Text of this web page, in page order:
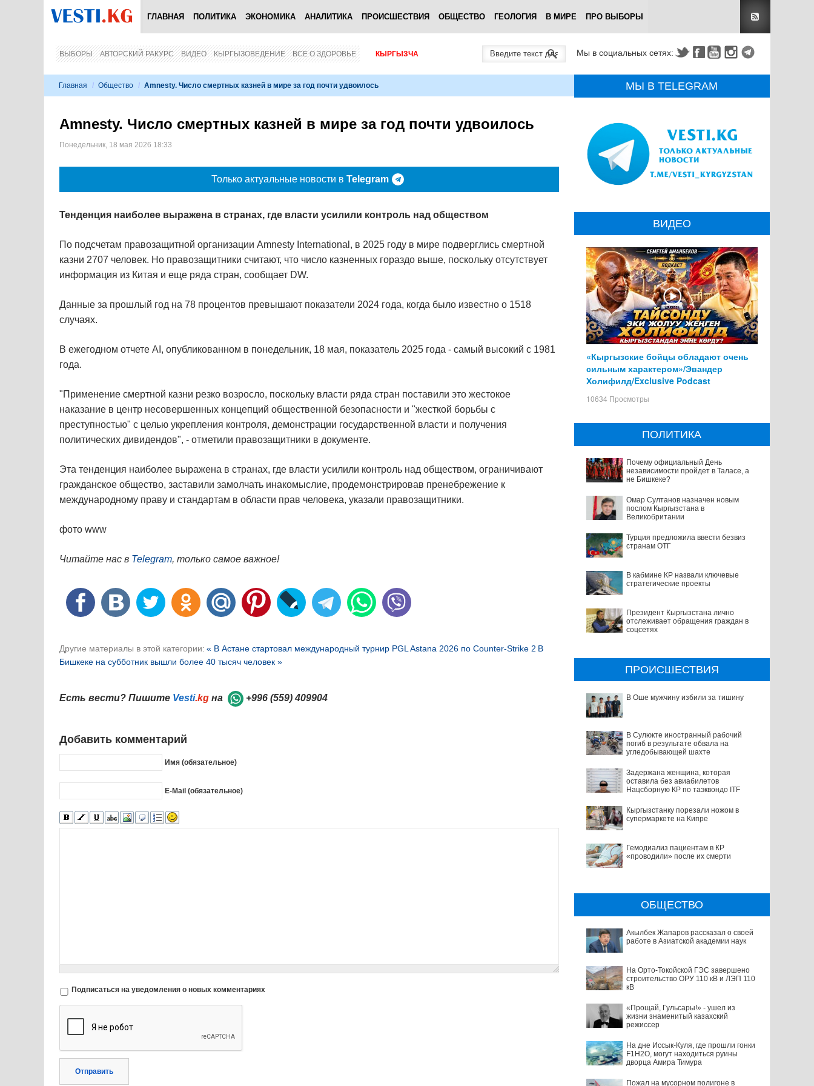
ГЛАВНАЯ ПОЛИТИКА ЭКОНОМИКА АНАЛИТИКА ПРОИСШЕСТВИЯ ОБЩЕСТВО ГЕОЛОГИЯ В МИРЕ ПРО ВЫБОРЫ
ВЫБОРЫ АВТОРСКИЙ РАКУРС ВИДЕО КЫРГЫЗОВЕДЕНИЕ ВСЕ О ЗДОРОВЬЕ КЫРГЫЗЧА Мы в социальных сетях:
Главная / Общество / Amnesty. Число смертных казней в мире за год почти удвоилось
Amnesty. Число смертных казней в мире за год почти удвоилось
Понедельник, 18 мая 2026 18:33
Только актуальные новости в Telegram
Тенденция наиболее выражена в странах, где власти усилили контроль над обществом
По подсчетам правозащитной организации Amnesty International, в 2025 году в мире подверглись смертной
казни 2707 человек. Но правозащитники считают, что число казненных гораздо выше, поскольку отсутствует
информация из Китая и еще ряда стран, сообщает DW.
Данные за прошлый год на 78 процентов превышают показатели 2024 года, когда было известно о 1518
случаях.
В ежегодном отчете AI, опубликованном в понедельник, 18 мая, показатель 2025 года - самый высокий с 1981
года.
"Применение смертной казни резко возросло, поскольку власти ряда стран поставили это жестокое
наказание в центр несовершенных концепций общественной безопасности и "жесткой борьбы с
преступностью" с целью укрепления контроля, демонстрации государственной власти и получения
политических дивидендов", - отметили правозащитники в документе.
Эта тенденция наиболее выражена в странах, где власти усилили контроль над обществом, ограничивают
гражданское общество, заставили замолчать инакомыслие, продемонстрировав пренебрежение к
международному праву и стандартам в области прав человека, указали правозащитники.
фото www
Читайте нас в Telegram, только самое важное!
Другие материалы в этой категории: « В Астане стартовал международный турнир PGL Astana 2026 по Counter-Strike 2 В
Бишкеке на субботник вышли более 40 тысяч человек »
Есть вести? Пишите Vesti.kg на +996 (559) 409904
Добавить комментарий
Имя (обязательное)
E-Mail (обязательное)
Подписаться на уведомления о новых комментариях
Отправить
МЫ В TELEGRAM
ВИДЕО
«Кыргызские бойцы обладают очень
сильным характером»/Эвандер
Холифилд/Exclusive Podcast
10634 Просмотры
ПОЛИТИКА
Почему официальный День
независимости пройдет в Таласе, а
не Бишкеке?
Омар Султанов назначен новым
послом Кыргызстана в
Великобритании
Турция предложила ввести безвиз
странам ОТГ
В кабмине КР назвали ключевые
стратегические проекты
Президент Кыргызстана лично
отслеживает обращения граждан в
соцсетях
ПРОИСШЕСТВИЯ
В Оше мужчину избили за тишину
В Сулюкте иностранный рабочий
погиб в результате обвала на
угледобывающей шахте
Задержана женщина, которая
оставила без авиабилетов
Нацсборную КР по таэквондо ITF
Кыргызстанку порезали ножом в
супермаркете на Кипре
Гемодиализ пациентам в КР
«проводили» после их смерти
ОБЩЕСТВО
Акылбек Жапаров рассказал о своей
работе в Азиатской академии наук
На Орто-Токойской ГЭС завершено
строительство ОРУ 110 кВ и ЛЭП 110
кВ
«Прощай, Гульсары!» - ушел из
жизни знаменитый казахский
режиссер
На дне Иссык-Куля, где прошли гонки
F1H2O, могут находиться руины
дворца Амира Тимура
Пожал на мусорном полигоне в